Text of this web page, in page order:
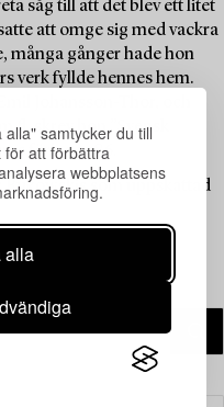
samtycker du till
för att förbättra
webbplatsens
alla
såg till att det blev ett litet
att omge sig med vackra
många gånger hade hon
verk fyllde hennes hem.
Johansson-Thor, och
skrev hon ”Svensk
förlag 1986.
som uppskattad